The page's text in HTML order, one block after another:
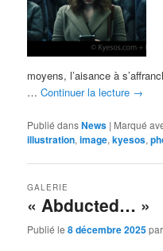
moyens, l’aisance à
…Continuer la lecture →
Publié dansNews | Marqué
illustration,image,kyesos,
« Abducted… »
GALERIE
Publié le8 décembre 2025